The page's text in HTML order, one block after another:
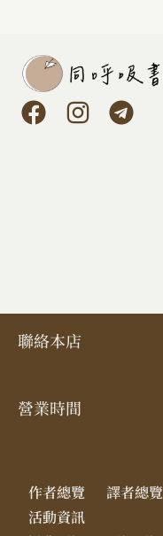
聯絡本店
營業時間​
作者總覽
譯者總覽
活動資訊